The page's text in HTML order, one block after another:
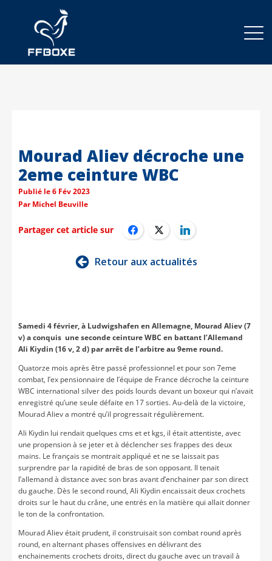
Mourad Aliev décroche une
2eme ceinture WBC
Publié le6 Fév 2023
ParMichel Beuville
Partager cet article sur
Retour aux actualités
Samedi 4 février, à Ludwigshafen en Allemagne, Mourad Aliev (7
v) a conquis une seconde ceinture WBC en battant l’Allemand
Ali Kiydin (16 v, 2 d) par arrêt de l’arbitre au 9eme round.
Quatorze mois après être passé professionnel et pour son 7eme
combat, l’ex pensionnaire de l’équipe de France décroche la ceinture
WBC international silver des poids lourds devant un boxeur qui n’avait
enregistré qu’une seule défaite en 17 sorties. Au-delà de la victoire,
Mourad Aliev a montré qu’il progressait régulièrement.
Ali Kiydin lui rendait quelques cms et et kgs, il était attentiste, avec
une propension à se jeter et à déclencher ses frappes des deux
mains. Le français se montrait appliqué et ne se laissait pas
surprendre par la rapidité de bras de son opposant. Il tenait
l’allemand à distance avec son bras avant d’enchainer par son direct
du gauche. Dès le second round, Ali Kiydin encaissait deux crochets
droits sur le haut du crâne, une entrés en la matière qui allait donner
le ton de la confrontation.
Mourad Aliev était prudent, il construisait son combat round après
round, en alternant phases offensives en délivrant des
enchainements crochets droits, direct du gauche avec un travail à